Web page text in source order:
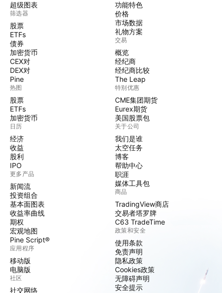
超级图表
筛选器
股票
ETFs
债券
加密货币
CEX对
DEX对
Pine
热图
股票
ETFs
加密货币
日历
经济
收益
股利
IPO
更多产品
新闻流
投资组合
基本面图表
收益率曲线
期权
宏观地图
Pine Script®
应用程序
移动版
电脑版
社区
社交网络
功能特色
价格
市场数据
礼物方案
交易
概览
经纪商
经纪商比较
The Leap
特别优惠
CME集团期货
Eurex期货
美国股票包
关于公司
我们是谁
太空任务
博客
帮助中心
职涯
媒体工具包
商品
TradingView商店
交易者塔罗牌
C63 TradeTime
政策和安全
使用条款
免责声明
隐私政策
Cookies政策
无障碍声明
安全提示